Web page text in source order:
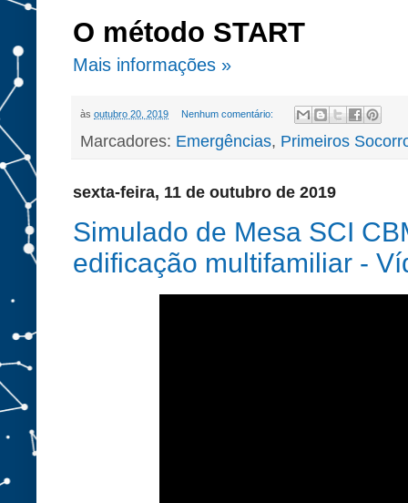
O método START
Mais informações »
às outubro 20, 2019 Nenhum comentário:
Marcadores: Emergências, Primeiros
sexta-feira, 11 de outubro de 2019
Simulado de Mesa SCI
edificação multifamiliar -